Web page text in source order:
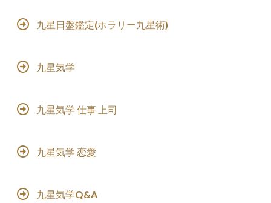
九星日盤鑑定(ホラリー九星術)
九星気学
九星気学 仕事 上司
九星気学 恋愛
九星気学Q&A